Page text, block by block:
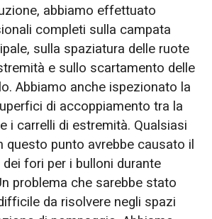
abbiamo effettuato
completi sulla campata
sulla spaziatura delle ruote
e sullo scartamento delle
Abbiamo anche ispezionato la
di accoppiamento tra la
i carrelli di estremità. Qualsiasi
questo punto avrebbe causato il
fori per i bulloni durante
problema che sarebbe stato
da risolvere negli spazi